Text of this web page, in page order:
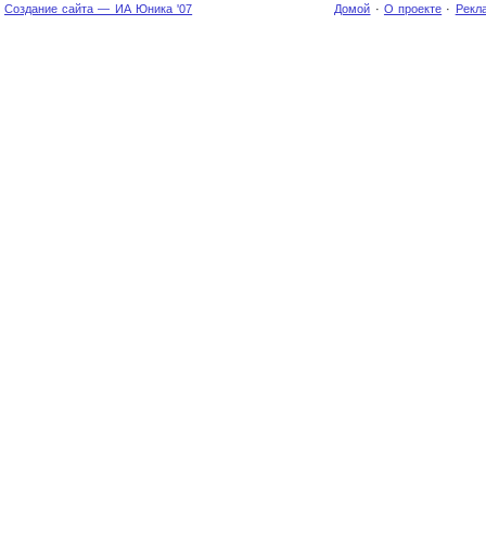
Создание сайта — ИА Юника '07 Домой · О проекте ·